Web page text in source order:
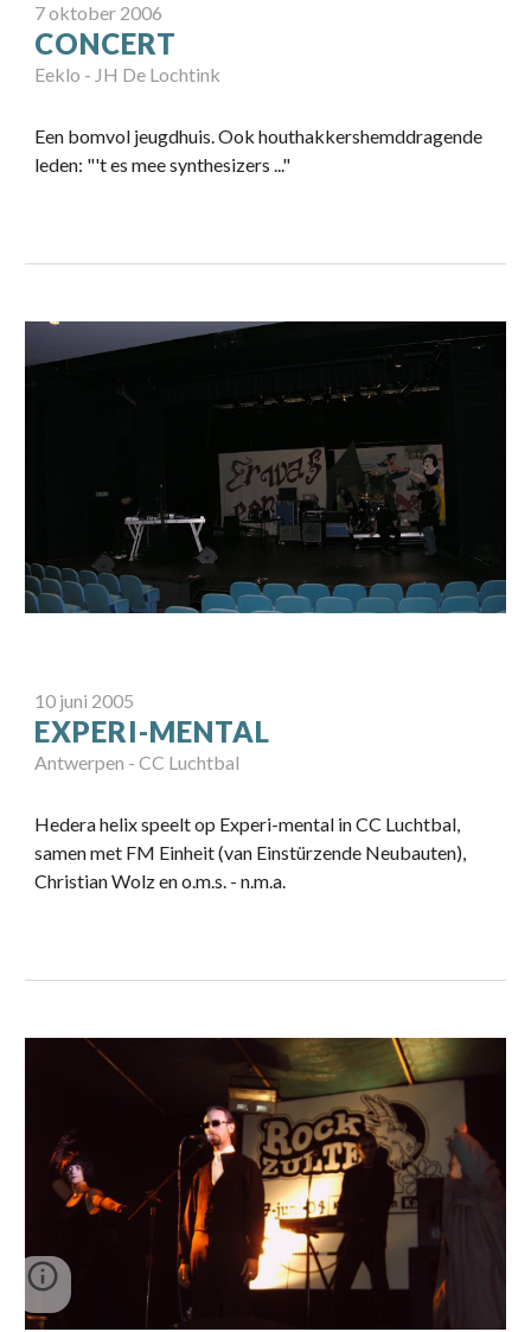
7 oktober 2006
CONCERT
Eeklo - JH De Lochtink
Een bomvol jeugdhuis. Ook houthakkershemddragende
leden: "'t es mee synthesizers ..."
10 juni 2005
EXPERI-MENTAL
Antwerpen - CC Luchtbal
Hedera helix speelt op Experi-mental in CC Luchtbal,
samen met FM Einheit (van Einstürzende Neubauten),
Christian Wolz en o.m.s. - n.m.a.